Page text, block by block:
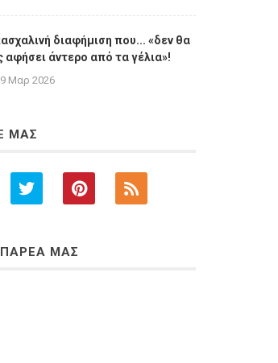
διαφήμιση που... «δεν θα
αφήσει άντερο από τα γέλια»!
Μαρ 2026
ΜΑΣ
ΜΑΣ